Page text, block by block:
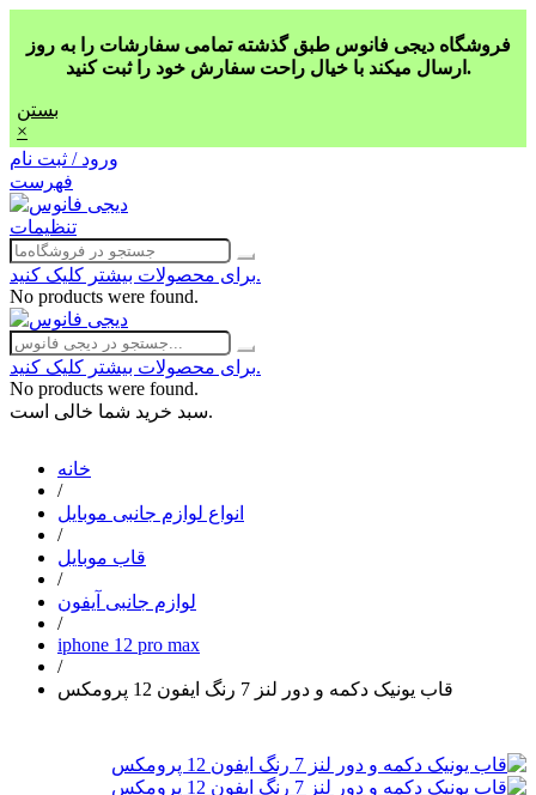
فروشگاه دیجی فانوس طبق گذشته تمامی سفارشات را به روز
ارسال میکند با خیال راحت سفارش خود را ثبت کنید.
بستن
×
ورود / ثبت نام
فهرست
تنظیمات
برای محصولات بیشتر کلیک کنید.
No products were found.
برای محصولات بیشتر کلیک کنید.
No products were found.
سبد خرید شما خالی است.
خانه
/
انواع لوازم جانبی موبایل
/
قاب موبایل
/
لوازم جانبی آیفون
/
iphone 12 pro max
/
قاب یونیک دکمه و دور لنز 7 رنگ ایفون 12 پرومکس